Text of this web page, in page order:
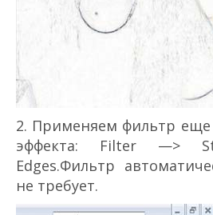
2. Применяем фильтр еще
эффекта: Filter —>
Edges.Фильтр
не требует.